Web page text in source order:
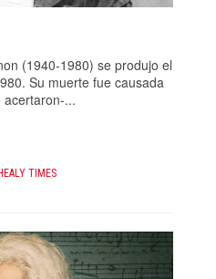
(1940-1980) se produjo el
Su muerte fue causada
acertaron-...
TIMES